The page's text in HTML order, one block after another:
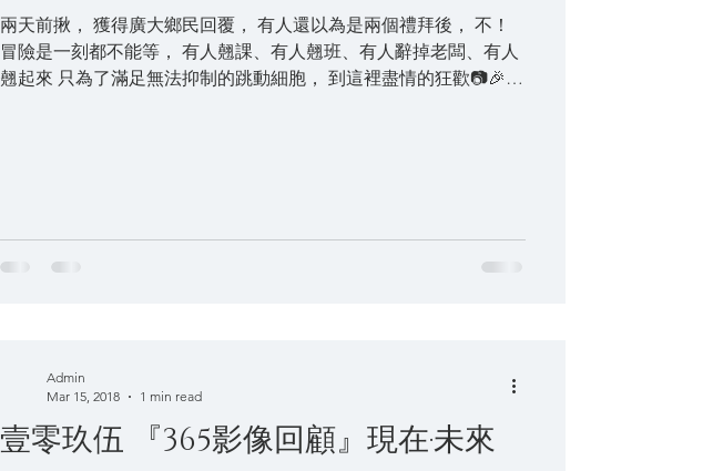
兩天前揪， 獲得廣大鄉民回覆， 有人還以為是兩個禮拜後， 不！
冒險是一刻都不能等， 有人翹課、有人翹班、有人辭掉老闆、有人
翹起來 只為了滿足無法抑制的跳動細胞， 到這裡盡情的狂歡📷🎉
壹零玖伍 『365影像回顧』現在·未來
Admin
Mar 15, 2018
1 min read